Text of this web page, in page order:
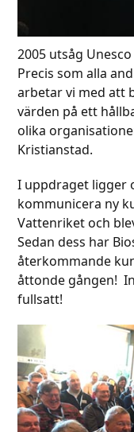
2005 utsåg
Precis som alla
arbetar vi med att
värden på ett
olika
Kristianstad.
I uppdraget ligger
kommunicera ny
Vattenriket och
Sedan dess har
återkommande
åttonde gången!
fullsatt!